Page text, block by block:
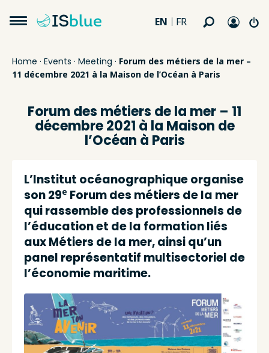
EN FR
Home · Events · Meeting · Forum des métiers de la mer –
11 décembre 2021 à la Maison de l’Océan à Paris
Forum des métiers de la mer – 11
décembre 2021 à la Maison de
l’Océan à Paris
L’Institut océanographique organise
son 29e Forum des métiers de la mer
qui rassemble des professionnels de
l’éducation et de la formation liés
aux Métiers de la mer, ainsi qu’un
panel représentatif multisectoriel de
l’économie maritime.